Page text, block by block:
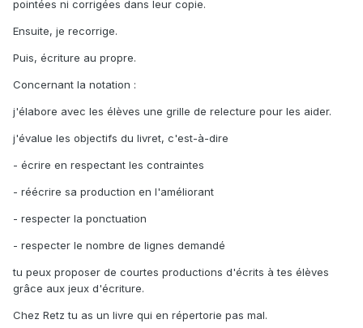
pointées ni corrigées dans leur copie.
Ensuite, je recorrige.
Puis, écriture au propre.
Concernant la notation :
j'élabore avec les élèves une grille de relecture pour les aider.
j'évalue les objectifs du livret, c'est-à-dire
- écrire en respectant les contraintes
- réécrire sa production en l'améliorant
- respecter la ponctuation
- respecter le nombre de lignes demandé
tu peux proposer de courtes productions d'écrits à tes élèves
grâce aux jeux d'écriture.
Chez Retz tu as un livre qui en répertorie pas mal.